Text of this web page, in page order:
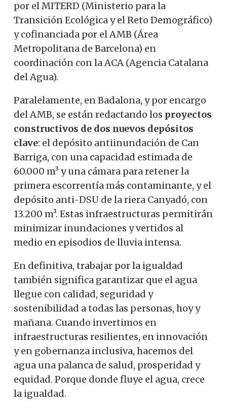
por el MITERD (Ministerio para la
Transición Ecológica y el Reto Demográfico)
y cofinanciada por el AMB (Área
Metropolitana de Barcelona) en
coordinación con la ACA (Agencia Catalana
del Agua).
Paralelamente, en Badalona, y por encargo
del AMB, se están redactando los proyectos
constructivos de dos nuevos depósitos
clave: el depósito antiinundación de Can
Barriga, con una capacidad estimada de
60.000 m³ y una cámara para retener la
primera escorrentía más contaminante, y el
depósito anti-DSU de la riera Canyadó, con
13.200 m³. Estas infraestructuras permitirán
minimizar inundaciones y vertidos al
medio en episodios de lluvia intensa.
En definitiva, trabajar por la igualdad
también significa garantizar que el agua
llegue con calidad, seguridad y
sostenibilidad a todas las personas, hoy y
mañana. Cuando invertimos en
infraestructuras resilientes, en innovación
y en gobernanza inclusiva, hacemos del
agua una palanca de salud, prosperidad y
equidad. Porque donde fluye el agua, crece
la igualdad.